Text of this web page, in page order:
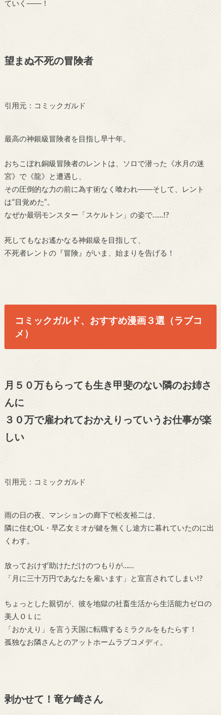
ていく――！
望まぬ不死の冒険者
引用元：コミックガルド
最高の神銀級冒険者を目指し早十年。
おちこぼれ銅級冒険者のレントは、ソロで潜った《水月の迷
宮》で《龍》と遭遇し、
その圧倒的な力の前に為す術なく喰われ――そして、レント
は“目覚めた”。
なぜか最弱モンスター「スケルトン」の姿で……!?
死してもなお遙かなる神銀級を目指して、
不死者レントの『冒険』がいま、始まりを告げる！
コミックガルド、おすすめ漫画３選（ラブコ
メ）
月５０万もらっても生き甲斐のない隣のお姉さ
んに
３０万で雇われておかえりっていうお仕事が楽
しい
引用元：コミックガルド
雨の日の夜、マンションの廊下で松友裕二は、
隣に住むOL・早乙女ミオが鍵を無くし途方に暮れていたのに出
くわす。
放っておけず助けただけのつもりが……
「月に三十万円であなたを雇います」と宣言されてしまい!?
ちょっとした親切が、彼を地獄の社畜生活から生活能力ゼロの
美人ＯＬに
「おかえり」を言う天国に転職するミラクルをもたらす！
孤独なお隣さんとのアットホームラブコメディ。
剥かせて！竜ケ崎さん